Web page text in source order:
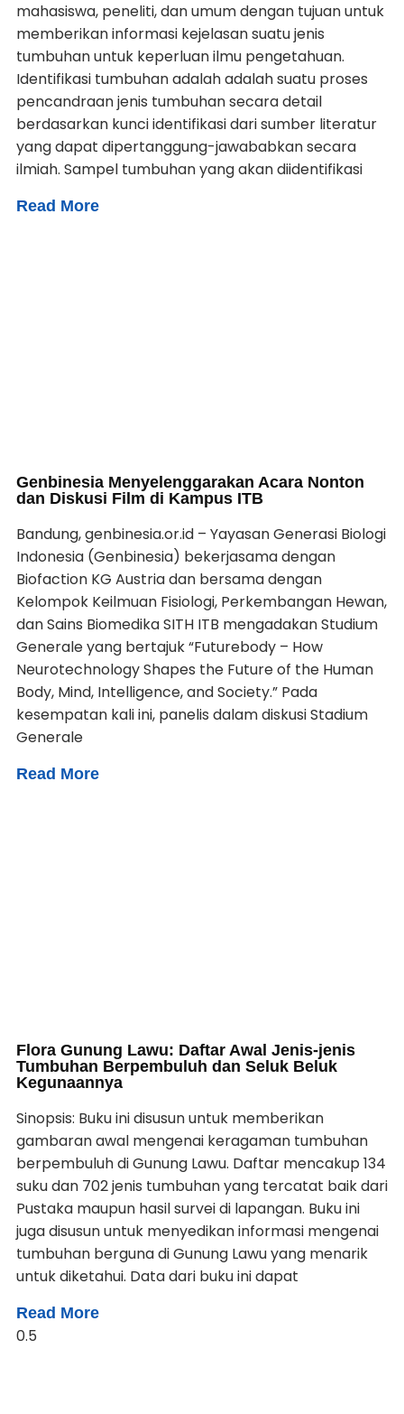
mahasiswa, peneliti, dan umum dengan tujuan untuk
memberikan informasi kejelasan suatu jenis
tumbuhan untuk keperluan ilmu pengetahuan.
Identifikasi tumbuhan adalah adalah suatu proses
pencandraan jenis tumbuhan secara detail
berdasarkan kunci identifikasi dari sumber literatur
yang dapat dipertanggung-jawababkan secara
ilmiah. Sampel tumbuhan yang akan diidentifikasi
Read More
Genbinesia Menyelenggarakan Acara Nonton
dan Diskusi Film di Kampus ITB
Bandung, genbinesia.or.id – Yayasan Generasi Biologi
Indonesia (Genbinesia) bekerjasama dengan
Biofaction KG Austria dan bersama dengan
Kelompok Keilmuan Fisiologi, Perkembangan Hewan,
dan Sains Biomedika SITH ITB mengadakan Studium
Generale yang bertajuk “Futurebody – How
Neurotechnology Shapes the Future of the Human
Body, Mind, Intelligence, and Society.” Pada
kesempatan kali ini, panelis dalam diskusi Stadium
Generale
Read More
Flora Gunung Lawu: Daftar Awal Jenis-jenis
Tumbuhan Berpembuluh dan Seluk Beluk
Kegunaannya
Sinopsis: Buku ini disusun untuk memberikan
gambaran awal mengenai keragaman tumbuhan
berpembuluh di Gunung Lawu. Daftar mencakup 134
suku dan 702 jenis tumbuhan yang tercatat baik dari
Pustaka maupun hasil survei di lapangan. Buku ini
juga disusun untuk menyedikan informasi mengenai
tumbuhan berguna di Gunung Lawu yang menarik
untuk diketahui. Data dari buku ini dapat
Read More